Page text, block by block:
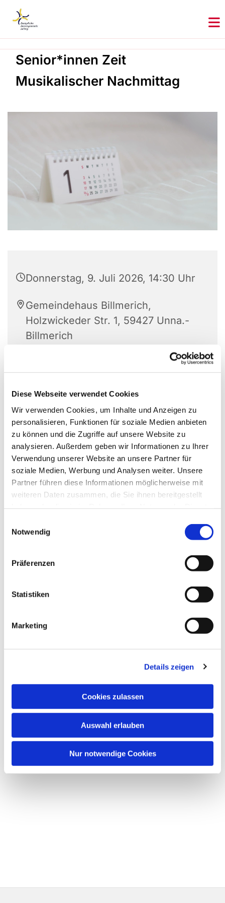
Diese Webseite verwendet Cookies
Wir verwenden Cookies, um Inhalte und Anzeigen zu
personalisieren, Funktionen für soziale Medien anbieten
zu können und die Zugriffe auf unsere Website zu
analysieren. Außerdem geben wir Informationen zu Ihrer
Verwendung unserer Website an unsere Partner für
soziale Medien, Werbung und Analysen weiter. Unsere
Partner führen diese Informationen möglicherweise mit
weiteren Daten zusammen, die Sie ihnen bereitgestellt
Notwendig
Präferenzen
Statistiken
Marketing
Details zeigen
Cookies zulassen
Auswahl erlauben
Nur notwendige Cookies
Senior*innen Zeit
Musikalischer Nachmittag
Donnerstag, 9. Juli 2026, 14:30 Uhr
Gemeindehaus Billmerich,
Holzwickeder Str. 1, 59427 Unna.-
Billmerich
Dies könnte Sie auch